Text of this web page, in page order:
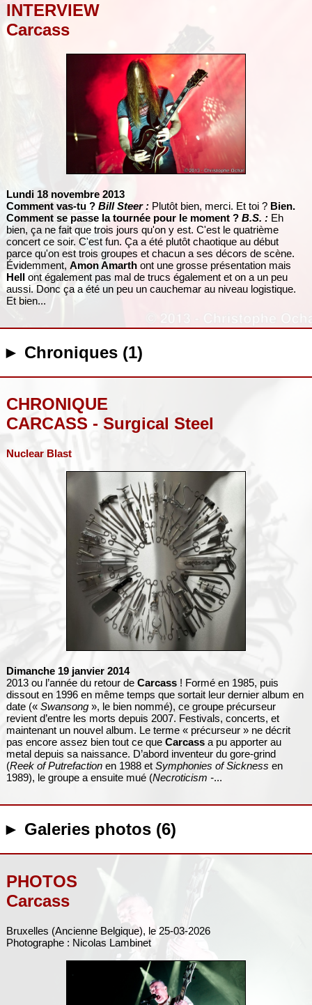
INTERVIEW
Carcass
Lundi 18 novembre 2013
Comment vas-tu ? Bill Steer :Plutôt bien, merci. Et toi ? Bien.
Comment se passe la tournée pour le moment ? B.S. :Eh
bien, ça ne fait que trois jours qu'on y est. C'est le quatrième
concert ce soir. C'est fun. Ça a été plutôt chaotique au début
parce qu'on est trois groupes et chacun a ses décors de scène.
Évidemment, Amon Amarthont une grosse présentation mais
Hellont également pas mal de trucs également et on a un peu
aussi. Donc ça a été un peu un cauchemar au niveau logistique.
Et bien...
► Chroniques (1)
CHRONIQUE
CARCASS - Surgical Steel
Nuclear Blast
Dimanche 19 janvier 2014
2013 ou l’année du retour de Carcass! Formé en 1985, puis
dissout en 1996 en même temps que sortait leur dernier album en
date (« Swansong», le bien nommé), ce groupe précurseur
revient d’entre les morts depuis 2007. Festivals, concerts, et
maintenant un nouvel album. Le terme « précurseur » ne décrit
pas encore assez bien tout ce que Carcassa pu apporter au
metal depuis sa naissance. D’abord inventeur du gore-grind
(Reek of Putrefactionen 1988 et Symphonies of Sickness en
1989), le groupe a ensuite mué (Necroticism -...
► Galeries photos (6)
PHOTOS
Carcass
Bruxelles (Ancienne Belgique), le 25-03-2026
Photographe : Nicolas Lambinet